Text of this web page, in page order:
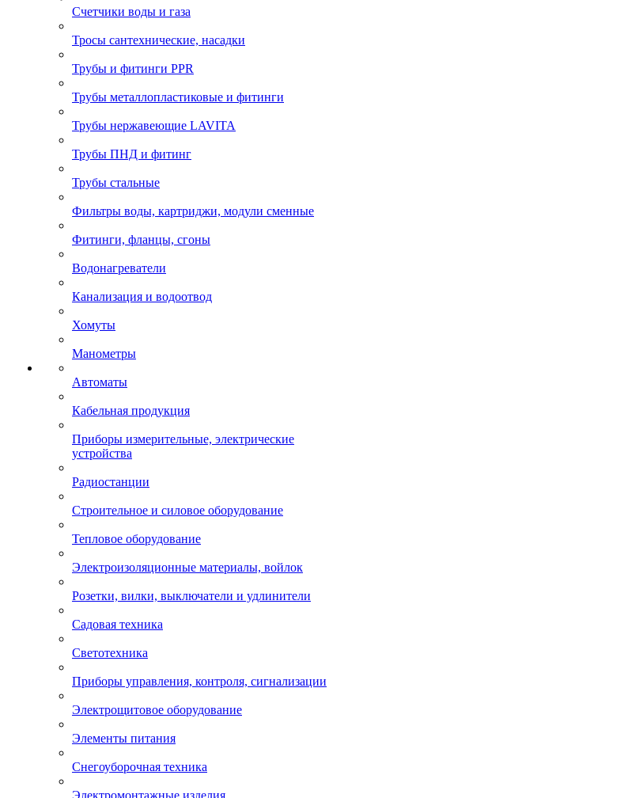
Счетчики воды и газа
Тросы сантехнические, насадки
Трубы и фитинги PPR
Трубы металлопластиковые и фитинги
Трубы нержавеющие LAVITA
Трубы ПНД и фитинг
Трубы стальные
Фильтры воды, картриджи, модули сменные
Фитинги, фланцы, сгоны
Водонагреватели
Канализация и водоотвод
Хомуты
Манометры
Автоматы
Кабельная продукция
Приборы измерительные, электрические
устройства
Радиостанции
Строительное и силовое оборудование
Тепловое оборудование
Электроизоляционные материалы, войлок
Розетки, вилки, выключатели и удлинители
Садовая техника
Светотехника
Приборы управления, контроля, сигнализации
Электрощитовое оборудование
Элементы питания
Снегоуборочная техника
Электромонтажные изделия